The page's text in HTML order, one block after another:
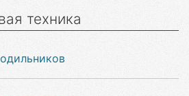
техника